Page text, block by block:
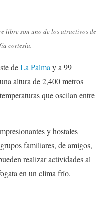
libre son uno de los atractivos de
cortesía.
deLa Palmay a 99
altura de 2,400 metros
que oscilan entre
y hostales
familiares, de amigos,
realizar actividades al
en un clima frío.